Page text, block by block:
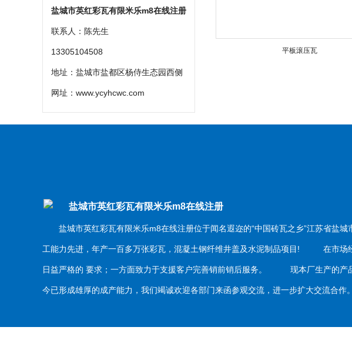
盐城市英红彩瓦有限米乐m8在线注册
联系人：陈先生
13305104508
地址：盐城市盐都区杨侍生态园西侧
网址： www.ycyhcwc.com
平板滚压瓦
盐城市英红彩瓦有限米乐m8在线注册
盐城市英红彩瓦有限米乐m8在线注册位于闻名遐迩的“中国砖瓦之乡”江苏省盐城
工能力先进，年产一百多万张彩瓦，混凝土钢纤维井盖及水泥制品项目! 在市场
日益严格的 要求；一方面致力于支援客户完善销前销后服务。 现本厂生产的产
今已形成雄厚的成产能力，我们竭诚欢迎各部门来函参观交流，进一步扩大交流合